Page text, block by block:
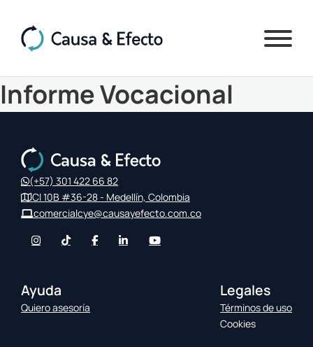
Informe Vocacional
(+57) 301 422 66 82
Cl 10B #36-28 - Medellín, Colombia
comercialcye@causayefecto.com.co
Ayuda
Quiero asesoría
Legales
Términos de uso
Cookies